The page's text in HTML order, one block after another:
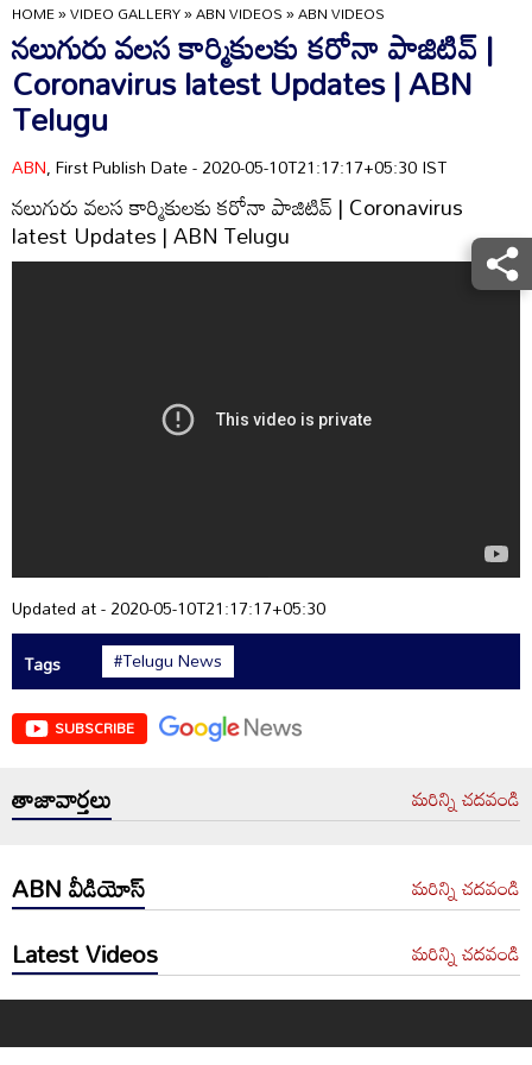
HOME»VIDEO GALLERY»ABN VIDEOS»ABN VIDEOS
నలుగురు వలస కార్మికులకు కరోనా పాజిటివ్ |
Coronavirus latest Updates | ABN
Telugu
ABN, First Publish Date - 2020-05-10T21:17:17+05:30 IST
నలుగురు వలస కార్మికులకు కరోనా పాజిటివ్ | Coronavirus
latest Updates | ABN Telugu
Updated at - 2020-05-10T21:17:17+05:30
Tags
#Telugu News
SUBSCRIBE
తాజావార్తలు మరిన్ని చదవండి
ABN వీడియోస్ మరిన్ని చదవండి
Latest Videos మరిన్ని చదవండి